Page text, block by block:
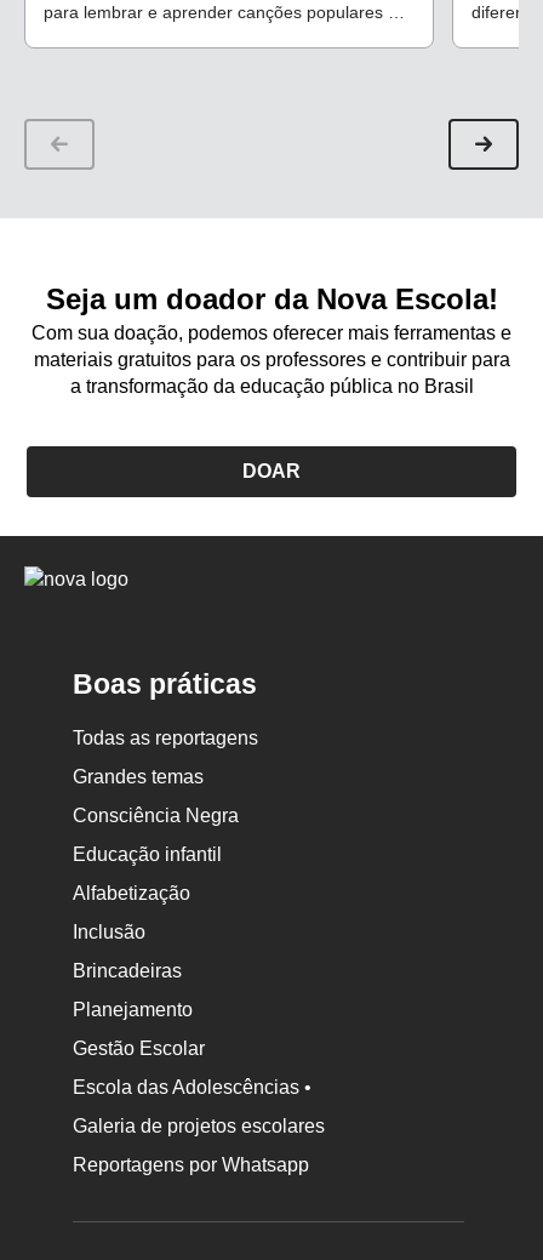
para lembrar e aprender canções populares e
Seja um doador da Nova Escola!
Com sua doação, podemos oferecer mais ferramentas e
materiais gratuitos para os professores e contribuir para
a transformação da educação pública no Brasil
DOAR
Logo
Boas práticas
Todas as reportagens
Grandes temas
Consciência Negra
Educação infantil
Alfabetização
Inclusão
Brincadeiras
Planejamento
Gestão Escolar
Escola das Adolescências •
Galeria de projetos escolares
Reportagens por Whatsapp